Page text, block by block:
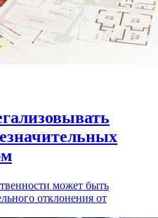
может быть
отклонения от